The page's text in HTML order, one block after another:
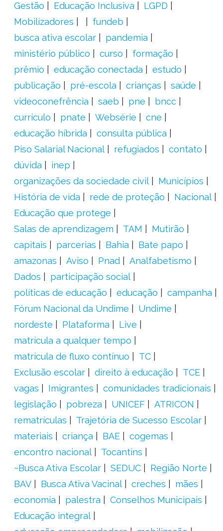
Gestão
Educação Inclusiva
LGPD
Mobilizadores
fundeb
busca ativa escolar
pandemia
ministério público
curso
formação
prêmio
educação conectada
estudo
publicação
pré-escola crianças
saúde
videoconefrência
saeb pne
bncc
currículo
pnate Websérie
cne
educação híbrida
consulta pública
Piso Salarial Nacional
refugiados
contato
dúvida
inep
organizações da sociedade civil
Municípios
História de vida
rede de proteção
Nacional
Educação que protege
Salas de aprendizagem
TAM
Mutirão
capitais
parcerias Bahia
Bate papo
amazonas
Aviso Pnad
Analfabetismo
Dados
participação social
políticas de educação
educação
campanha
Fórum Nacional da Undime
Undime
nordeste
Plataforma
Live
matrícula a qualquer tempo
matrícula de fluxo contínuo
TC
Exclusão escolar
direito à educação
TCE
vagas
Imigrantes
comunidades tradicionais
legislação
pobreza UNICEF
ATRICON
rematrículas
Trajetória de Sucesso Escolar
materiais
criança BAE
cogemas
encontro nacional
Tocantins
~Busca Ativa Escolar
SEDUC
Região Norte
BAV
Busca Ativa Vacinal creches
mães
economia
palestra
Conselhos Municipais
Educação integral